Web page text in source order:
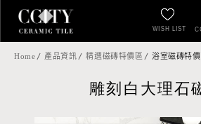
WISH LIST
Home 產品資訊 精選磁磚特價區 浴室磁磚特價
雕刻白大理石